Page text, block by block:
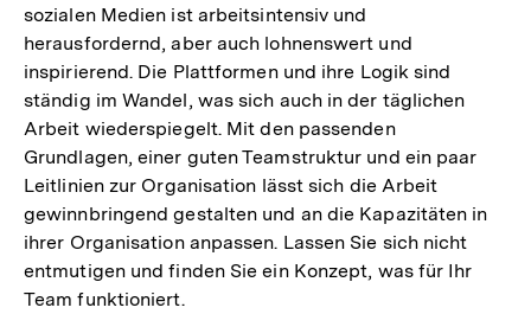
sozialen Medien ist arbeitsintensiv und
herausfordernd, aber auch lohnenswert und
inspirierend. Die Plattformen und ihre Logik sind
ständig im Wandel, was sich auch in der täglichen
Arbeit wiederspiegelt. Mit den passenden
Grundlagen, einer guten Teamstruktur und ein paar
Leitlinien zur Organisation lässt sich die Arbeit
gewinnbringend gestalten und an die Kapazitäten in
ihrer Organisation anpassen. Lassen Sie sich nicht
entmutigen und finden Sie ein Konzept, was für Ihr
Team funktioniert.